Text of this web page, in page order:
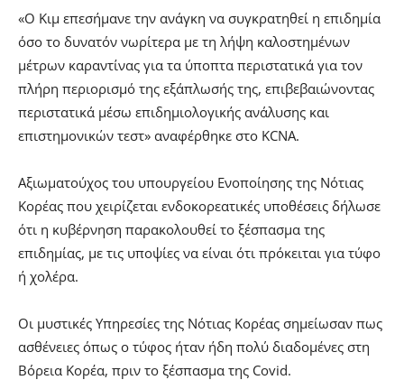
«Ο Κιμ επεσήμανε την ανάγκη να συγκρατηθεί η επιδημία
όσο το δυνατόν νωρίτερα με τη λήψη καλοστημένων
μέτρων καραντίνας για τα ύποπτα περιστατικά για τον
πλήρη περιορισμό της εξάπλωσής της, επιβεβαιώνοντας
περιστατικά μέσω επιδημιολογικής ανάλυσης και
επιστημονικών τεστ» αναφέρθηκε στο KCNA.
Αξιωματούχος του υπουργείου Ενοποίησης της Νότιας
Κορέας που χειρίζεται ενδοκορεατικές υποθέσεις δήλωσε
ότι η κυβέρνηση παρακολουθεί το ξέσπασμα της
επιδημίας, με τις υποψίες να είναι ότι πρόκειται για τύφο
ή χολέρα.
Οι μυστικές Υπηρεσίες της Νότιας Κορέας σημείωσαν πως
ασθένειες όπως ο τύφος ήταν ήδη πολύ διαδομένες στη
Βόρεια Κορέα, πριν το ξέσπασμα της Covid.